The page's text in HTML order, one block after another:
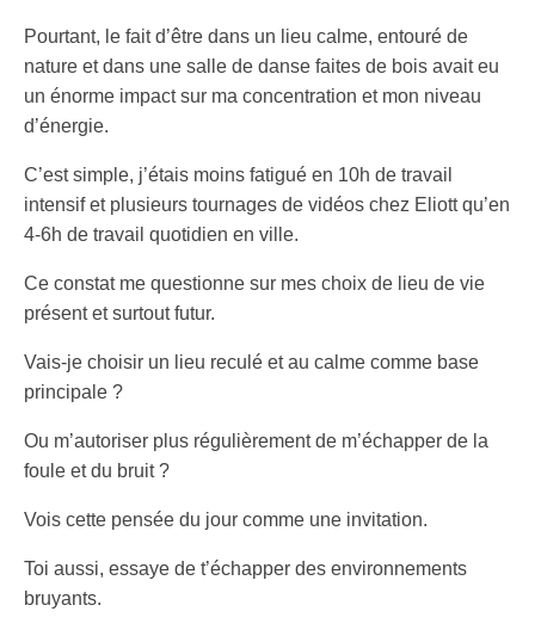
Pourtant, le fait d’être dans un lieu calme, entouré de
nature et dans une salle de danse faites de bois avait eu
un énorme impact sur ma concentration et mon niveau
d’énergie.
C’est simple, j’étais moins fatigué en 10h de travail
intensif et plusieurs tournages de vidéos chez Eliott qu’en
4-6h de travail quotidien en ville.
Ce constat me questionne sur mes choix de lieu de vie
présent et surtout futur.
Vais-je choisir un lieu reculé et au calme comme base
principale ?
Ou m’autoriser plus régulièrement de m’échapper de la
foule et du bruit ?
Vois cette pensée du jour comme une invitation.
Toi aussi, essaye de t’échapper des environnements
bruyants.